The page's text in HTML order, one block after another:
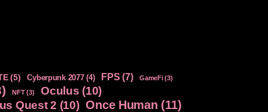
(5) Cyberpunk 2077(4) FPS (7) GameFi(3)
NFT(3) Oculus (10)
Quest 2 (10) Once Human (11)